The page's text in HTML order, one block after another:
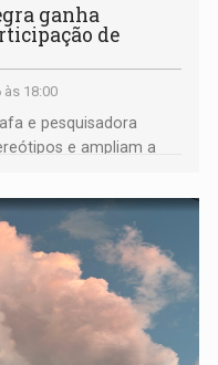
ganha
de
18:00
e pesquisadora
e ampliam a